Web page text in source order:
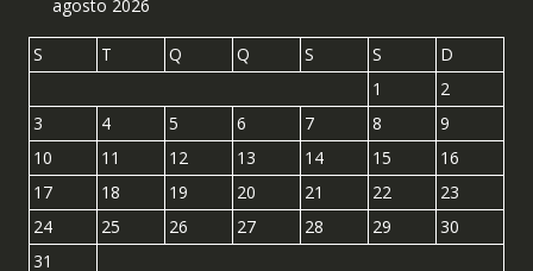
agosto 2026
S T Q Q S S
D
1
2
3
4 5 6 7 8
9
10
11 12 13 14 15
16
17
18 19 20 21 22
23
24
25 26 27 28 29
30
31